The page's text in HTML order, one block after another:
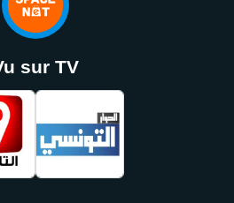
sur TV